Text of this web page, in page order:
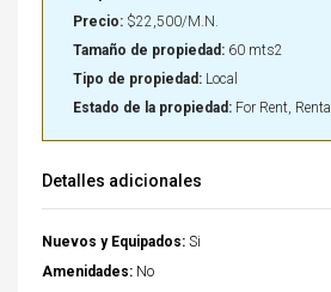
Precio: $22,500/M.N.
Tamaño de propiedad: 60 mts2
Tipo de propiedad: Local
Estado de la propiedad: For Rent, Renta
Detalles adicionales
Nuevos y Equipados: Si
Amenidades: No